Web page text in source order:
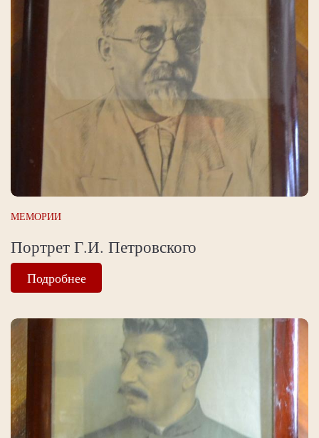
МЕМОРИИ
Портрет Г.И. Петровского
Подробнее